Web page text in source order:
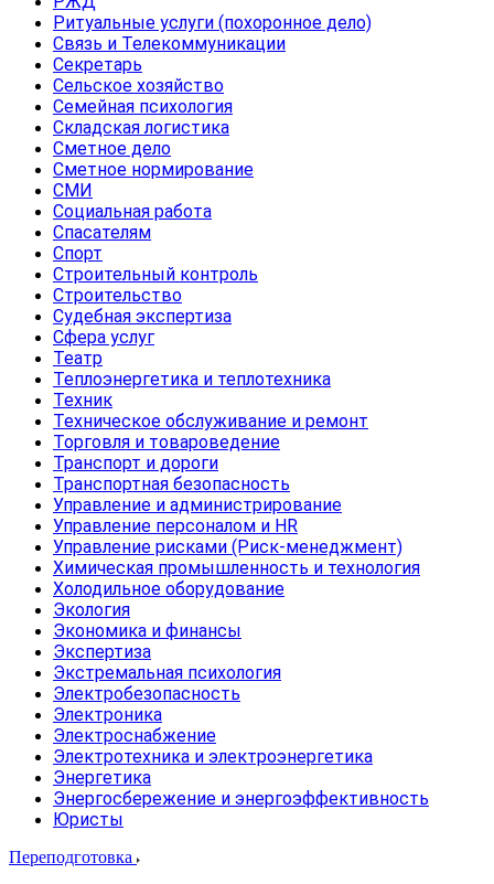
Ритуальные услуги (похоронное дело)
Связь и Телекоммуникации
Секретарь
Сельское хозяйство
Семейная психология
Складская логистика
Сметное дело
Сметное нормирование
СМИ
Социальная работа
Спасателям
Спорт
Строительный контроль
Строительство
Судебная экспертиза
Сфера услуг
Театр
Теплоэнергетика и теплотехника
Техник
Техническое обслуживание и ремонт
Торговля и товароведение
Транспорт и дороги
Транспортная безопасность
Управление и администрирование
Управление персоналом и HR
Управление рисками (Риск-менеджмент)
Химическая промышленность и технология
Холодильное оборудование
Экология
Экономика и финансы
Экспертиза
Экстремальная психология
Электробезопасность
Электроника
Электроснабжение
Электротехника и электроэнергетика
Энергетика
Энергосбережение и энергоэффективность
Юристы
Переподготовка